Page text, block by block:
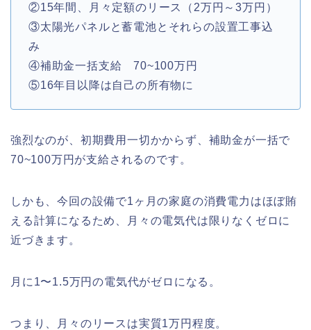
②15年間、月々定額のリース（2万円～3万円）
③太陽光パネルと蓄電池とそれらの設置工事込
み
④補助金一括支給 70~100万円
⑤16年目以降は自己の所有物に
強烈なのが、初期費用一切かからず、補助金が一括で
70~100万円が支給されるのです。
しかも、今回の設備で1ヶ月の家庭の消費電力はほぼ賄
える計算になるため、月々の電気代は限りなくゼロに
近づきます。
月に1〜1.5万円の電気代がゼロになる。
つまり、月々のリースは実質1万円程度。